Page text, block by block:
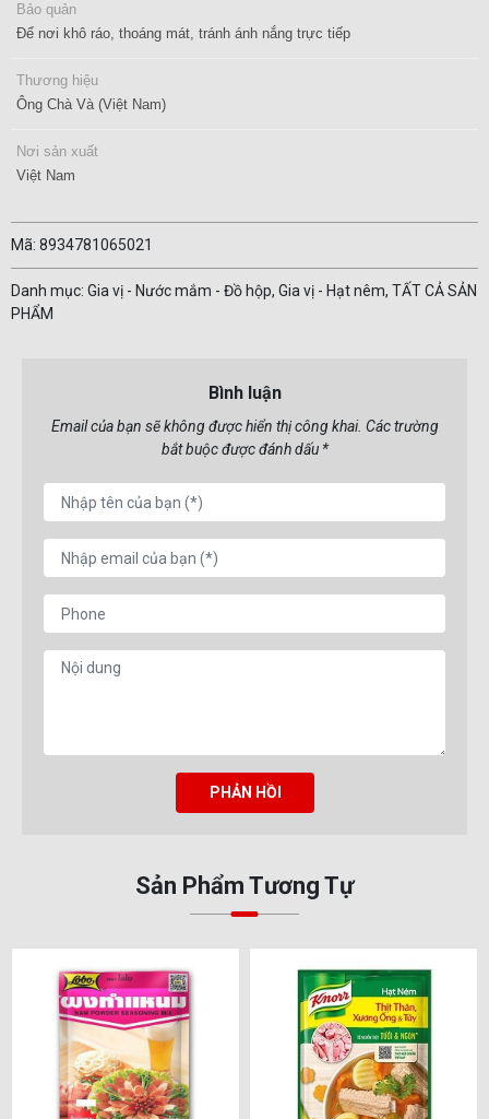
Bảo quản
Để nơi khô ráo, thoáng mát, tránh ánh nắng trực tiếp
Thương hiệu
Ông Chà Và (Việt Nam)
Nơi sản xuất
Việt Nam
Mã: 8934781065021
Danh mục: Gia vị - Nước mắm - Đồ hộp, Gia vị - Hạt nêm, TẤT CẢ SẢN
PHẨM
Bình luận
Email của bạn sẽ không được hiển thị công khai. Các trường
bắt buộc được đánh dấu *
PHẢN HỒI
Sản Phẩm Tương Tự